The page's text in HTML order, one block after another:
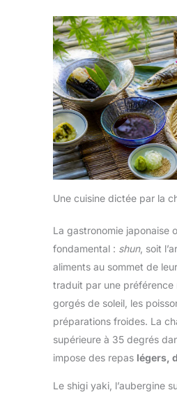
Une cuisine dictée par la
La gastronomie japonaise
fondamental : shun, soit
aliments au sommet de
traduit par une préférence
gorgés de soleil, les
préparations froides. La
supérieure à 35 degrés
impose des repas légers,
Le shigi yaki, l’aubergine